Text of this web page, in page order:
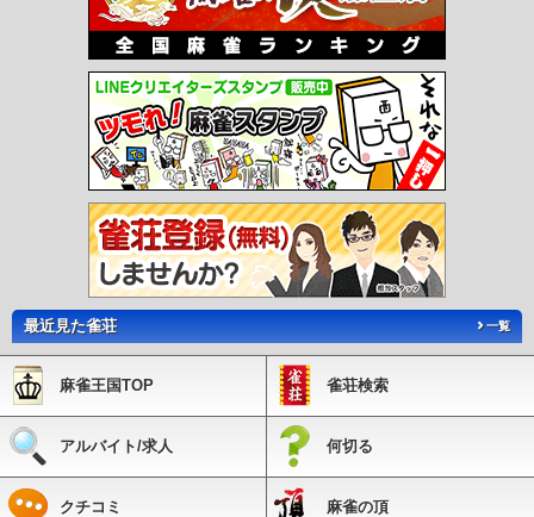
最近見た雀荘 一覧
麻雀王国TOP 雀荘検索
アルバイト/求人 何切る
クチコミ 麻雀の頂